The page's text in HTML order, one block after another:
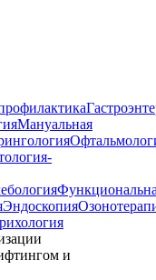
Мануальная
Эндоскопия
и